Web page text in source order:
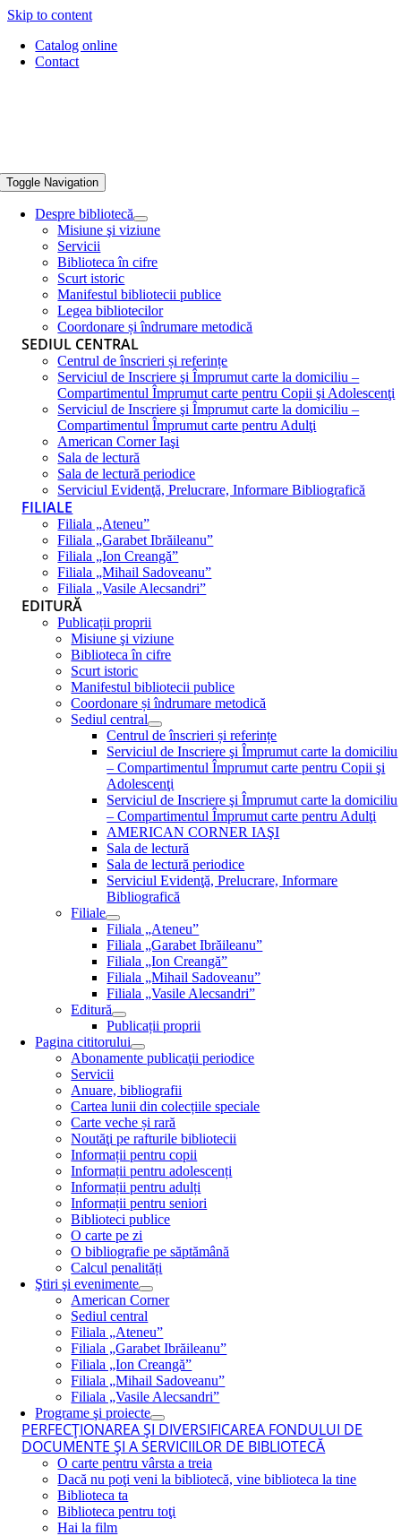
Skip to content
Catalog online
Contact
Toggle Navigation
Despre bibliotecă
Misiune şi viziune
Servicii
Biblioteca în cifre
Scurt istoric
Manifestul bibliotecii publice
Legea bibliotecilor
Coordonare și îndrumare metodică
SEDIUL CENTRAL
Centrul de înscrieri și referințe
Serviciul de Inscriere şi Împrumut carte la domiciliu –
Compartimentul Împrumut carte pentru Copii şi Adolescenţi
Serviciul de Inscriere şi Împrumut carte la domiciliu –
Compartimentul Împrumut carte pentru Adulţi
American Corner Iaşi
Sala de lectură
Sala de lectură periodice
Serviciul Evidenţă, Prelucrare, Informare Bibliografică
FILIALE
Filiala „Ateneu”
Filiala „Garabet Ibrăileanu”
Filiala „Ion Creangă”
Filiala „Mihail Sadoveanu”
Filiala „Vasile Alecsandri”
EDITURĂ
Publicații proprii
Misiune şi viziune
Biblioteca în cifre
Scurt istoric
Manifestul bibliotecii publice
Coordonare și îndrumare metodică
Sediul central
Centrul de înscrieri și referințe
Serviciul de Inscriere şi Împrumut carte la domiciliu
– Compartimentul Împrumut carte pentru Copii şi
Adolescenţi
Serviciul de Inscriere şi Împrumut carte la domiciliu
– Compartimentul Împrumut carte pentru Adulţi
AMERICAN CORNER IAŞI
Sala de lectură
Sala de lectură periodice
Serviciul Evidenţă, Prelucrare, Informare
Bibliografică
Filiale
Filiala „Ateneu”
Filiala „Garabet Ibrăileanu”
Filiala „Ion Creangă”
Filiala „Mihail Sadoveanu”
Filiala „Vasile Alecsandri”
Editură
Publicații proprii
Pagina cititorului
Abonamente publicaţii periodice
Servicii
Anuare, bibliografii
Cartea lunii din colecțiile speciale
Carte veche și rară
Noutăţi pe rafturile bibliotecii
Informații pentru copii
Informații pentru adolescenți
Informații pentru adulți
Informații pentru seniori
Biblioteci publice
O carte pe zi
O bibliografie pe săptămână
Calcul penalități
Ştiri şi evenimente
American Corner
Sediul central
Filiala „Ateneu”
Filiala „Garabet Ibrăileanu”
Filiala „Ion Creangă”
Filiala „Mihail Sadoveanu”
Filiala „Vasile Alecsandri”
Programe şi proiecte
PERFECŢIONAREA ŞI DIVERSIFICAREA FONDULUI DE
DOCUMENTE ŞI A SERVICIILOR DE BIBLIOTECĂ
O carte pentru vârsta a treia
Dacă nu poţi veni la bibliotecă, vine biblioteca la tine
Biblioteca ta
Biblioteca pentru toţi
Hai la film